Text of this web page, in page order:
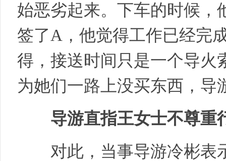
始恶劣起来。下车的时候，
签了A，他觉得工作已经完
得，接送时间只是一个导火
为她们一路上没买东西，导
导游直指王女士不尊重
对此，当事导游冷彬表